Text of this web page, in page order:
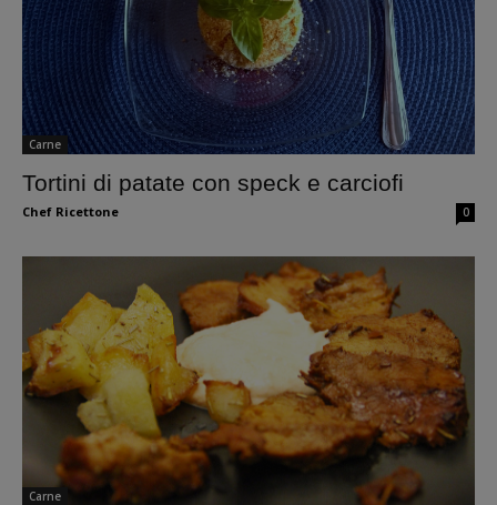
Carne
Tortini di patate con speck e carciofi
Chef Ricettone 0
Carne